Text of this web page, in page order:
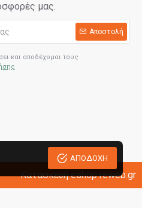
μας.
Αποστολή
και αποδέχομαι τους
Κατασκευή eshop reweb.gr
ΑΠΟΔΟΧΗ